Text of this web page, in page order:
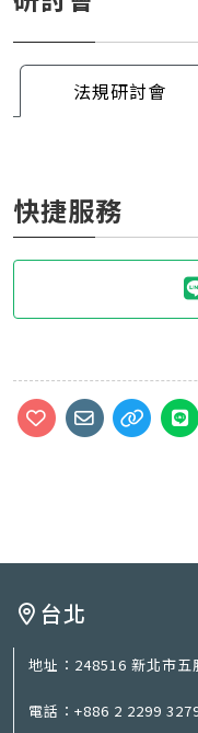
法規研討會
快捷服務
台北
地址： 248516 新北市
電話： +886 2 2299